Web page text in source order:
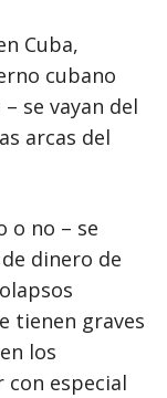
Cuba,
cubano
se vayan del
arcas del
o no – se
dinero de
tienen graves
los
con especial